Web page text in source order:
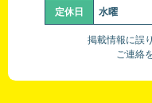
定休日 水曜
掲載情報に誤
ご連絡